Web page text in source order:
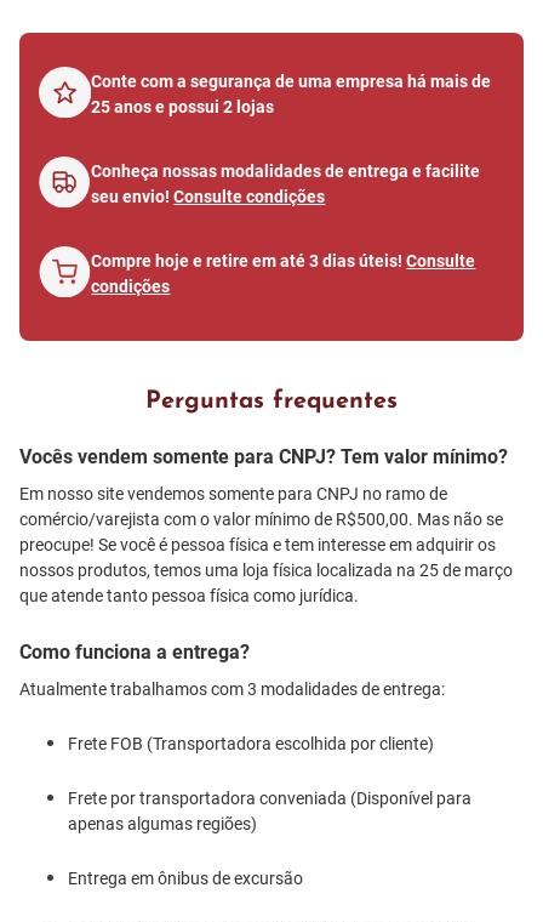
Conte com a segurança de uma empresa há mais de
25 anos e possui 2 lojas
Conheça nossas modalidades de entrega e facilite
seu envio!Consulte condições
Compre hoje e retire em até 3 dias úteis!Consulte
condições
Perguntas frequentes
Vocês vendem somente para CNPJ? Tem valor mínimo?
Em nosso site vendemos somente para CNPJ no ramo de
comércio/varejista com o valor mínimo de R$500,00. Mas não se
preocupe! Se você é pessoa física e tem interesse em adquirir os
nossos produtos, temos uma loja física localizada na 25 de março
que atende tanto pessoa física como jurídica.
Como funciona a entrega?
Atualmente trabalhamos com 3 modalidades de entrega:
Frete FOB (Transportadora escolhida por cliente)
Frete por transportadora conveniada (Disponível para
apenas algumas regiões)
Entrega em ônibus de excursão